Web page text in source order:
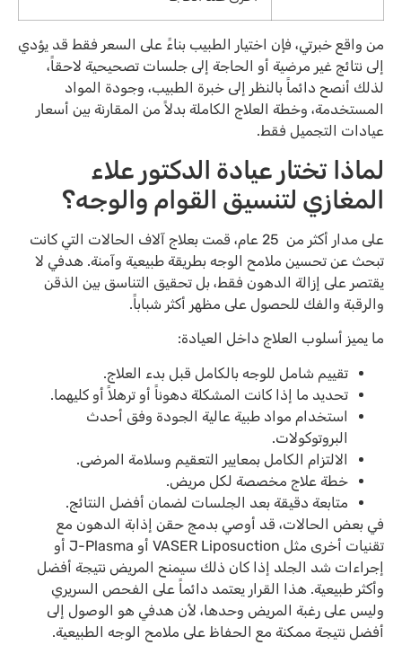
من واقع خبرتي، فإن اختيار الطبيب بناءً على السعر فقط قد يؤدي
إلى نتائج غير مرضية أو الحاجة إلى جلسات تصحيحية لاحقاً،
لذلك أنصح دائماً بالنظر إلى خبرة الطبيب، وجودة المواد
المستخدمة، وخطة العلاج الكاملة بدلاً من المقارنة بين أسعار
عيادات التجميل فقط.
لماذا تختار عيادة الدكتور علاء
المغازي لتنسيق القوام والوجه؟
على مدار أكثر من 25 عام، قمت بعلاج آلاف الحالات التي كانت
تبحث عن تحسين ملامح الوجه بطريقة طبيعية وآمنة. هدفي لا
يقتصر على إزالة الدهون فقط، بل تحقيق التناسق بين الذقن
والرقبة والفك للحصول على مظهر أكثر شباباً.
ما يميز أسلوب العلاج داخل العيادة:
تقييم شامل للوجه بالكامل قبل بدء العلاج.
تحديد ما إذا كانت المشكلة دهوناً أو ترهلاً أو كليهما.
استخدام مواد طبية عالية الجودة وفق أحدث
البروتوكولات.
الالتزام الكامل بمعايير التعقيم وسلامة المرضى.
خطة علاج مخصصة لكل مريض.
متابعة دقيقة بعد الجلسات لضمان أفضل النتائج.
في بعض الحالات، قد أوصي بدمج حقن إذابة الدهون مع
تقنيات أخرى مثل VASER Liposuction أو J-Plasma أو
إجراءات شد الجلد إذا كان ذلك سيمنح المريض نتيجة أفضل
وأكثر طبيعية. هذا القرار يعتمد دائماً على الفحص السريري
وليس على رغبة المريض وحدها، لأن هدفي هو الوصول إلى
أفضل نتيجة ممكنة مع الحفاظ على ملامح الوجه الطبيعية.